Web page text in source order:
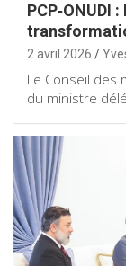
PCP‑ONUDI
2 avril 2026
Le Conseil des
du ministre